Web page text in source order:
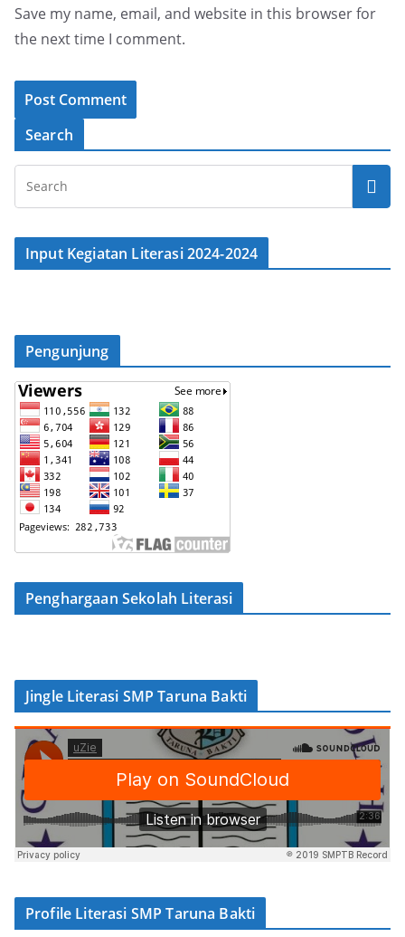
Save my name, email, and website in this browser for
the next time I comment.
Search
Input Kegiatan Literasi 2024-2024
Pengunjung
Penghargaan Sekolah Literasi
Jingle Literasi SMP Taruna Bakti
Profile Literasi SMP Taruna Bakti